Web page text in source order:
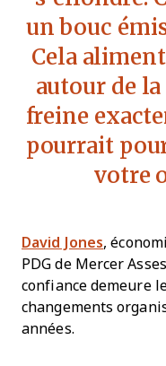
un bouc
Cela
autour de
freine
pourrait
votre
David Jones,
PDG de Mercer
confiance demeure
changements
années.